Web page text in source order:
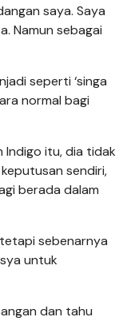
saya. Saya
Namun sebagai
seperti ‘singa
normal bagi
Indigo itu, dia tidak
sendiri,
berada dalam
sebenarnya
untuk
dan tahu